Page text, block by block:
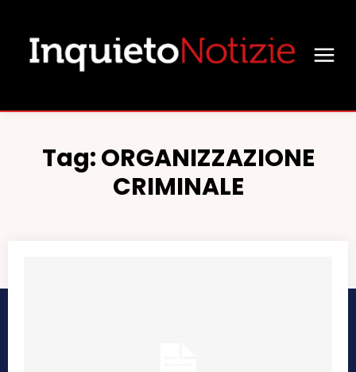
Tag:ORGANIZZAZIONE
CRIMINALE